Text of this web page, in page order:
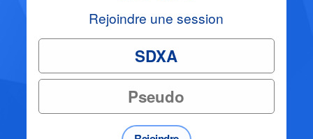
Rejoindre une session